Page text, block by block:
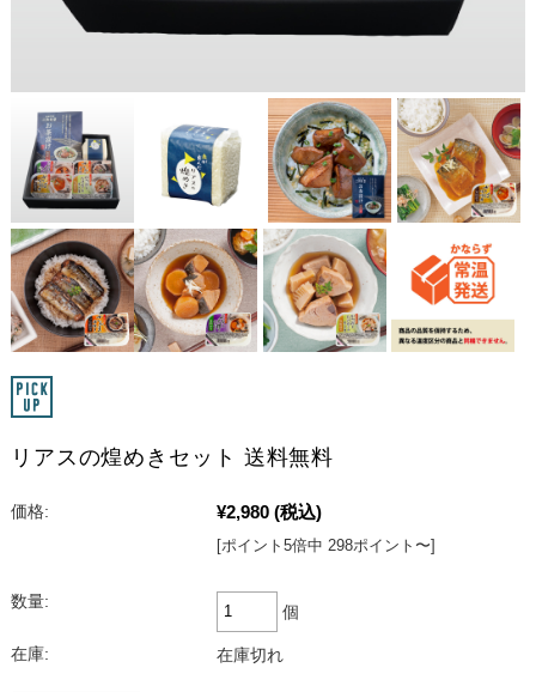
リアスの煌めきセット 送料無料
価格: ¥2,980 (税込)
[ポイント5倍中 298ポイント〜]
数量:
個
在庫: 在庫切れ